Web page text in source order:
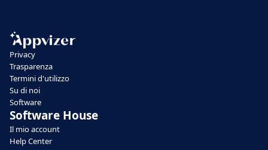
Privacy
Trasparenza
Termini d'utilizzo
Su di noi
Software
Software House
Il mio account
Help Center